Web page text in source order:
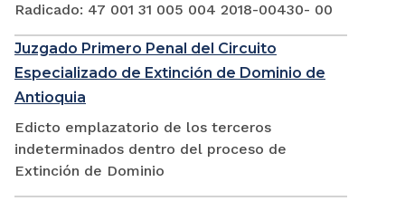
Radicado: 47 001 31 005 004 2018-00430- 00
Juzgado Primero Penal del Circuito
Especializado de Extinción de Dominio de
Antioquia
Edicto emplazatorio de los terceros
indeterminados dentro del proceso de
Extinción de Dominio